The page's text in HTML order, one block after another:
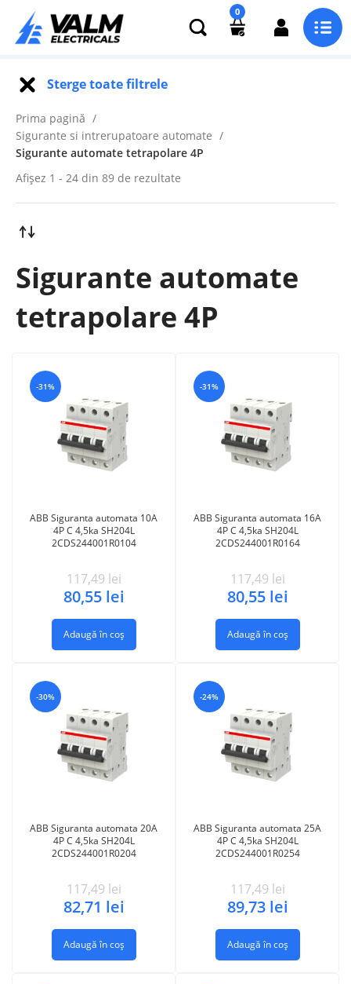
0
Sterge toate filtrele
Prima pagină
Sigurante si intrerupatoare automate
Sigurante automate tetrapolare 4P
Afișez 1 - 24 din 89 de rezultate
Sigurante automate
tetrapolare 4P
-31%
ABB Siguranta automata 10A
4P C 4,5ka SH204L
2CDS244001R0104
117,49 lei
80,55 lei
Adaugă în coș
-31%
ABB Siguranta automata 16A
4P C 4,5ka SH204L
2CDS244001R0164
117,49 lei
80,55 lei
Adaugă în coș
-30%
ABB Siguranta automata 20A
4P C 4,5ka SH204L
2CDS244001R0204
117,49 lei
82,71 lei
Adaugă în coș
-24%
ABB Siguranta automata 25A
4P C 4,5ka SH204L
2CDS244001R0254
117,49 lei
89,73 lei
Adaugă în coș